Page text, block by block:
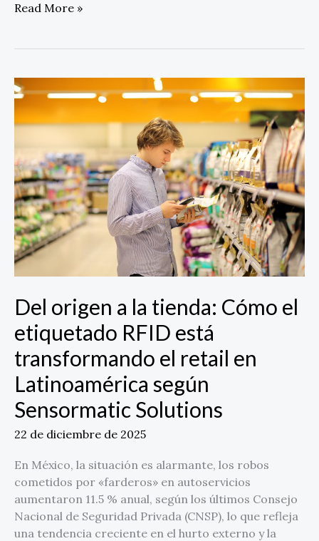
Read More »
Del origen a la tienda: Cómo el
etiquetado RFID está
transformando el retail en
Latinoamérica según
Sensormatic Solutions
22 de diciembre de 2025
En México, la situación es alarmante, los robos
cometidos por «farderos» en autoservicios
aumentaron 11.5 % anual, según los últimos Consejo
Nacional de Seguridad Privada (CNSP), lo que refleja
una tendencia creciente en el hurto externo y la
Del
origen
a
tienda:
Cómo
el
etiquetado
RFID
está
transformando
el
en
Latinoamérica
según
Sensormatic
Solutions